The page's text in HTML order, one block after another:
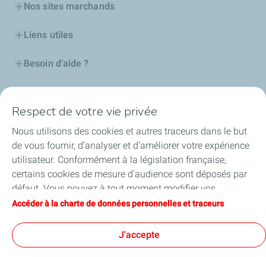
Nos sites marchands
Liens utiles
Besoin d'aide ?
Certificats d'économies d'énergie
Nos partenaires
Collaborer avec TotalEnergies
Accessibilité
Respect de votre vie privée
Nous utilisons des cookies et autres traceurs dans le but
de vous fournir, d’analyser et d’améliorer votre expérience
utilisateur. Conformément à la législation française,
certains cookies de mesure d'audience sont déposés par
défaut. Vous pouvez à tout moment modifier vos
paramètres de cookies en cliquant sur le bouton « Gérer
vous acceptez le dépôt de l’ensemble des cookies. Dans le
cas où vous cliquez sur « Je refuse », seuls les cookies
Accéder à la charte de données personnelles et traceurs
J'accepte